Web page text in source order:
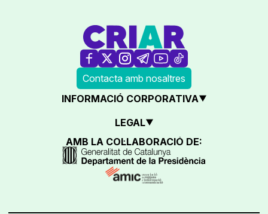
Contacta amb nosaltres
INFORMACIÓ CORPORATIVA
LEGAL
AMB LA COL·LABORACIÓ DE: